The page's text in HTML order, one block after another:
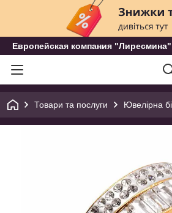
Европейская компания "Лиресмина"
Товари та послуги Ювелірна